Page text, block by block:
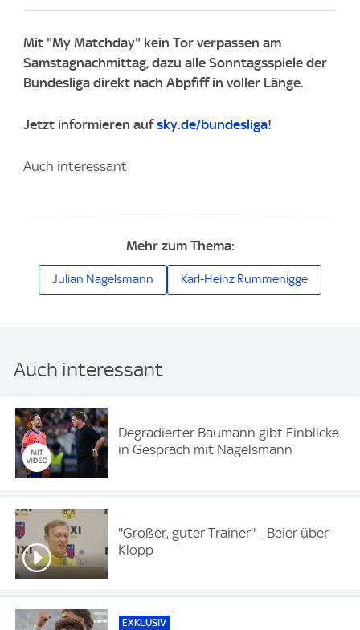
Mit "My Matchday" kein Tor verpassen am
Samstagnachmittag, dazu alle Sonntagsspiele der
Bundesliga direkt nach Abpfiff in voller Länge.
Jetzt informieren aufsky.de/bundesliga!
Auch interessant
Mehr zum Thema:
Julian Nagelsmann Karl-Heinz Rummenigge
Auch interessant
Degradierter Baumann gibt Einblicke
in Gespräch mit Nagelsmann
''Großer, guter Trainer'' - Beier über
Klopp
EXKLUSIV